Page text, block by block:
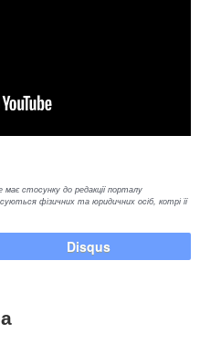
має стосунку до редакції порталу
фізичних та юридичних осіб, котрі її
Disqus